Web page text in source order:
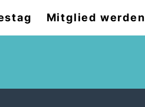
Mitglied werden